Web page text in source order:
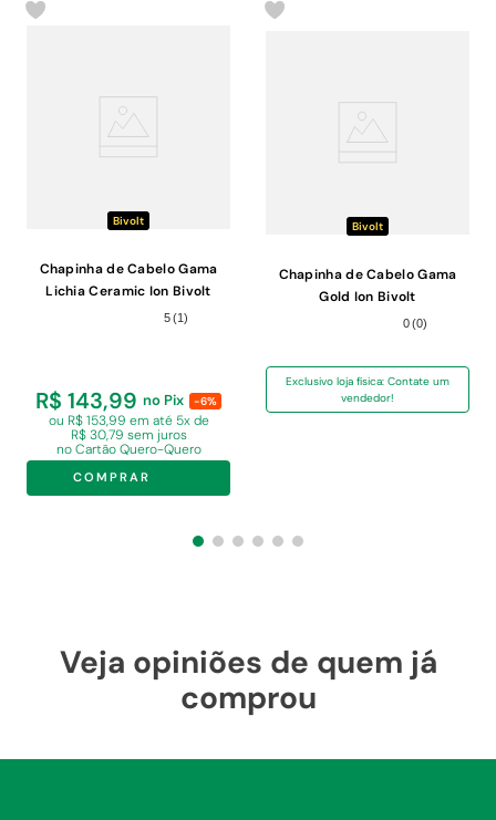
Bivolt
Chapinha de Cabelo Gama
Lichia Ceramic Ion Bivolt
5(1)
R$ 143,99 no Pix -6%
ou R$ 153,99 em até 5x de
R$ 30,79 sem juros
no Cartão Quero-Quero
COMPRAR
Bivolt
Chapinha de Cabelo Gama
Gold Ion Bivolt
0(0)
Exclusivo loja física: Contate um
vendedor!
Veja opiniões de quem já
comprou